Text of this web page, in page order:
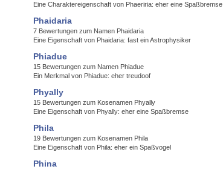
Eine Charaktereigenschaft von Phaeriria: eher eine Spaßbremse
Phaidaria
7 Bewertungen zum Namen Phaidaria
Eine Eigenschaft von Phaidaria: fast ein Astrophysiker
Phiadue
15 Bewertungen zum Namen Phiadue
Ein Merkmal von Phiadue: eher treudoof
Phyally
15 Bewertungen zum Kosenamen Phyally
Eine Eigenschaft von Phyally: eher eine Spaßbremse
Phila
19 Bewertungen zum Kosenamen Phila
Eine Eigenschaft von Phila: eher ein Spaßvogel
Phina